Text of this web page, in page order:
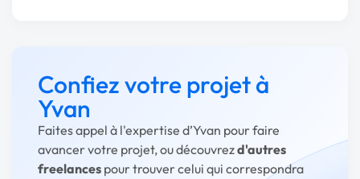
Confiez votre projet à
Yvan
Faites appel à l'expertise d’Yvan pour faire
avancer votre projet, ou découvrezd'autres
freelances pour trouver celui qui correspondra